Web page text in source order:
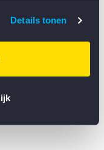
Details tonen